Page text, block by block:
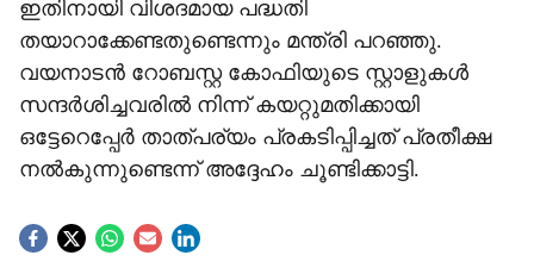
ഇതിനായി വിശദമായ പദ്ധതി
തയാറാക്കേണ്ടതുണ്ടെന്നും മന്ത്രി പറഞ്ഞു.
വയനാടന്‍ റോബസ്റ്റ കോഫിയുടെ സ്റ്റാളുകള്‍
സന്ദര്‍ശിച്ചവരില്‍ നിന്ന് കയറ്റുമതിക്കായി
ഒട്ടേറെപ്പേര്‍ താത്പര്യം പ്രകടിപ്പിച്ചത് പ്രതീക്ഷ
നല്‍കുന്നുണ്ടെന്ന് അദ്ദേഹം ചൂണ്ടിക്കാട്ടി.